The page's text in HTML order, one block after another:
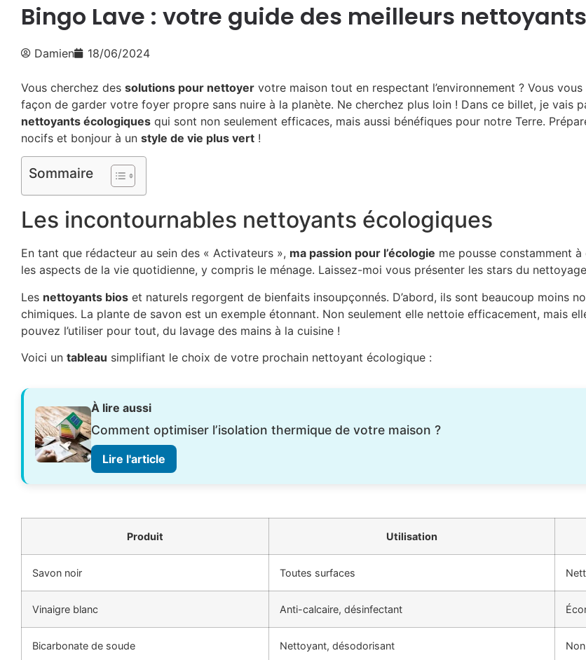
Bingo Lave : votre guide des meilleurs nettoyants
Damien 18/06/2024
Vous cherchez des solutions pour nettoyer votre maison tout en respectant l’environnement ? Vous
façon de garder votre foyer propre sans nuire à la planète. Ne cherchez plus loin ! Dans ce billet, je vais
nettoyants écologiques qui sont non seulement efficaces, mais aussi bénéfiques pour notre Terre.
nocifs et bonjour à un style de vie plus vert !
Sommaire
Les incontournables nettoyants écologiques
En tant que rédacteur au sein des « Activateurs », ma passion pour l’écologie me pousse constamment
les aspects de la vie quotidienne, y compris le ménage. Laissez-moi vous présenter les stars du
Les nettoyants bios et naturels regorgent de bienfaits insoupçonnés. D’abord, ils sont beaucoup moins
chimiques. La plante de savon est un exemple étonnant. Non seulement elle nettoie efficacement, mais
pouvez l’utiliser pour tout, du lavage des mains à la cuisine !
Voici un tableau simplifiant le choix de votre prochain nettoyant écologique :
À lire aussi
Comment optimiser l’isolation thermique de votre maison ?
Lire l'article
Produit Utilisation
Savon noir Toutes surfaces
Vinaigre blanc Anti-calcaire, désinfectant
Bicarbonate de soude Nettoyant, désodorisant